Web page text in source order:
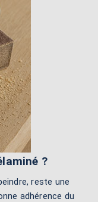
?
reste une
adhérence du